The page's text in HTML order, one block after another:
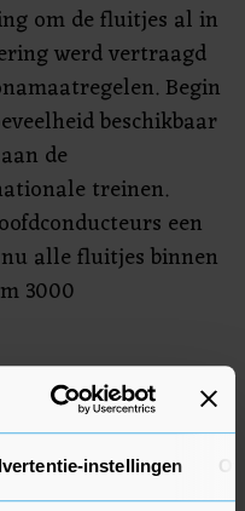
instellingen
om de fluitjes al in
werd vertraagd
Begin
beschikbaar
de
treinen.
een
alle fluitjes binnen
3000
een trein
echter een
als de deuren
dan ook nog